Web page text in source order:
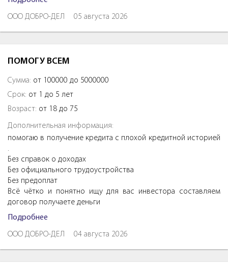
ООО ДОБРО-ДЕЛ 05 августа 2026
ПОМОГУ ВСЕМ
Сумма: от 100000 до 5000000
Срок: от 1 до 5 лет
Возраст: от 18 до 75
Дополнительная информация:
помогаю в получение кредита с плохой кредитной историей
.
Без справок о доходах
Без официального трудоустройства
Без предоплат
Всё чётко и понятно ищу для вас инвестора составляем
договор получаете деньги
Подробнее
ООО ДОБРО-ДЕЛ 04 августа 2026